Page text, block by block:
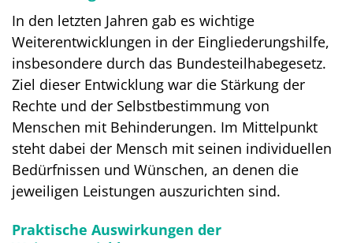
In den letzten Jahren gab es wichtige
Weiterentwicklungen in der Eingliederungshilfe,
insbesondere durch das Bundesteilhabegesetz.
Ziel dieser Entwicklung war die Stärkung der
Rechte und der Selbstbestimmung von
Menschen mit Behinderungen. Im Mittelpunkt
steht dabei der Mensch mit seinen individuellen
Bedürfnissen und Wünschen, an denen die
jeweiligen Leistungen auszurichten sind.
Praktische Auswirkungen der